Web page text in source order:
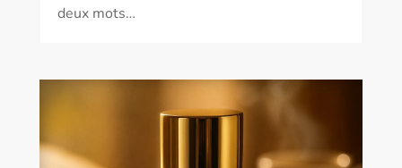
deux mots…